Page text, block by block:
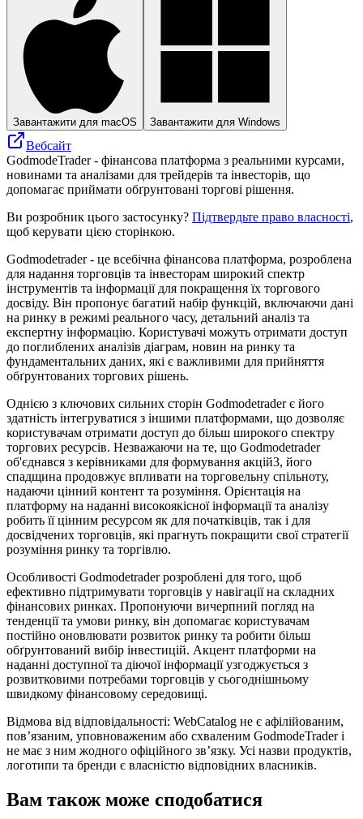
Завантажити для macOS Завантажити для Windows
Вебсайт
GodmodeTrader - фінансова платформа з реальними курсами,
новинами та аналізами для трейдерів та інвесторів, що
допомагає приймати обґрунтовані торгові рішення.
Ви розробник цього застосунку? Підтвердьте право власності,
щоб керувати цією сторінкою.
Godmodetrader - це всебічна фінансова платформа, розроблена
для надання торговців та інвесторам широкий спектр
інструментів та інформації для покращення їх торгового
досвіду. Він пропонує багатий набір функцій, включаючи дані
на ринку в режимі реального часу, детальний аналіз та
експертну інформацію. Користувачі можуть отримати доступ
до поглиблених аналізів діаграм, новин на ринку та
фундаментальних даних, які є важливими для прийняття
обґрунтованих торгових рішень.
Однією з ключових сильних сторін Godmodetrader є його
здатність інтегруватися з іншими платформами, що дозволяє
користувачам отримати доступ до більш широкого спектру
торгових ресурсів. Незважаючи на те, що Godmodetrader
об'єднався з керівниками для формування акцій3, його
спадщина продовжує впливати на торговельну спільноту,
надаючи цінний контент та розуміння. Орієнтація на
платформу на наданні високоякісної інформації та аналізу
робить її цінним ресурсом як для початківців, так і для
досвідчених торговців, які прагнуть покращити свої стратегії
розуміння ринку та торгівлю.
Особливості Godmodetrader розроблені для того, щоб
ефективно підтримувати торговців у навігації на складних
фінансових ринках. Пропонуючи вичерпний погляд на
тенденції та умови ринку, він допомагає користувачам
постійно оновлювати розвиток ринку та робити більш
обґрунтований вибір інвестицій. Акцент платформи на
наданні доступної та діючої інформації узгоджується з
розвитковими потребами торговців у сьогоднішньому
швидкому фінансовому середовищі.
Відмова від відповідальності: WebCatalog не є афілійованим,
пов’язаним, уповноваженим або схваленим GodmodeTrader і
не має з ним жодного офіційного зв’язку. Усі назви продуктів,
логотипи та бренди є власністю відповідних власників.
Вам також може сподобатися